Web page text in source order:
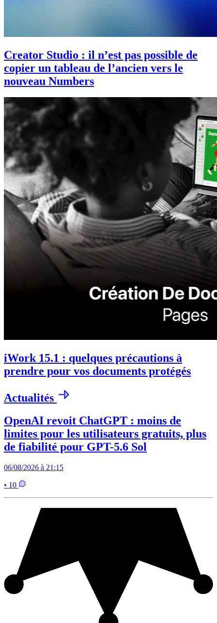
Creator Studio : il n’est pas possible de
copier un tableau de l’ancien vers le
nouveau Numbers
iWork 15.1 : quelques précautions à
prendre pour vos documents protégés
Actualités
OpenAI revoit ChatGPT : moins de
limites pour les utilisateurs gratuits, plus
de fiabilité pour GPT-5.6 Sol
06/08/2026 à 21:15
• 10